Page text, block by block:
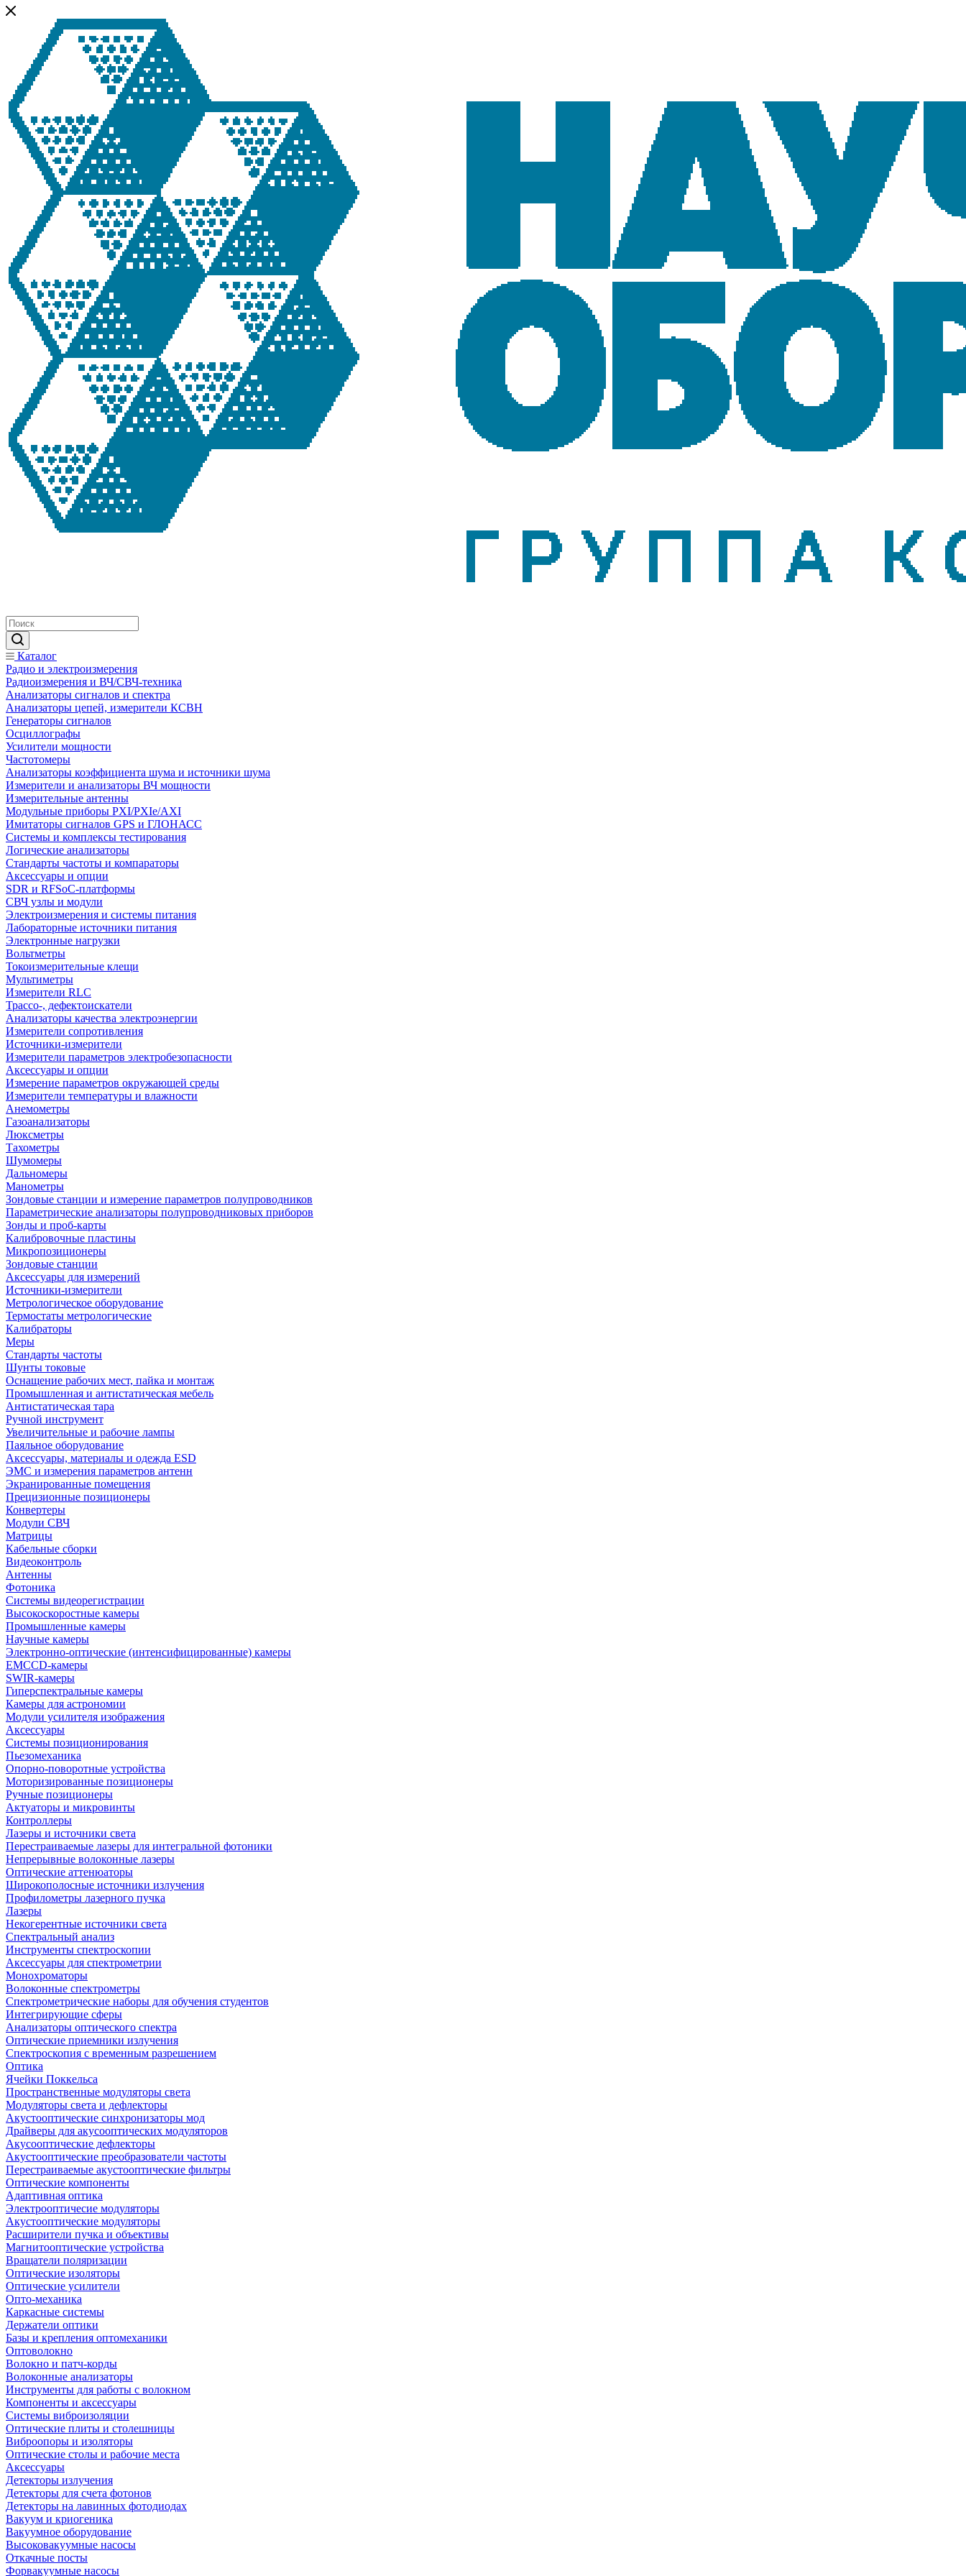
Каталог
Радио и электроизмерения
Радиоизмерения и ВЧ/СВЧ-техника
Анализаторы сигналов и спектра
Анализаторы цепей, измерители КСВН
Генераторы сигналов
Осциллографы
Усилители мощности
Частотомеры
Анализаторы коэффициента шума и источники шума
Измерители и анализаторы ВЧ мощности
Измерительные антенны
Модульные приборы PXI/PXIe/AXI
Имитаторы сигналов GPS и ГЛОНАСС
Системы и комплексы тестирования
Логические анализаторы
Стандарты частоты и компараторы
Аксессуары и опции
SDR и RFSoC‑платформы
СВЧ узлы и модули
Электроизмерения и системы питания
Лабораторные источники питания
Электронные нагрузки
Вольтметры
Токоизмерительные клещи
Мультиметры
Измерители RLC
Трассо-, дефектоискатели
Анализаторы качества электроэнергии
Измерители сопротивления
Источники-измерители
Измерители параметров электробезопасности
Аксессуары и опции
Измерение параметров окружающей среды
Измерители температуры и влажности
Анемометры
Газоанализаторы
Люксметры
Тахометры
Шумомеры
Дальномеры
Манометры
Зондовые станции и измерение параметров полупроводников
Параметрические анализаторы полупроводниковых приборов
Зонды и проб-карты
Калибровочные пластины
Микропозиционеры
Зондовые станции
Аксессуары для измерений
Источники-измерители
Метрологическое оборудование
Термостаты метрологические
Калибраторы
Меры
Стандарты частоты
Шунты токовые
Оснащение рабочих мест, пайка и монтаж
Промышленная и антистатическая мебель
Антистатическая тара
Ручной инструмент
Увеличительные и рабочие лампы
Паяльное оборудование
Аксессуары, материалы и одежда ESD
ЭМС и измерения параметров антенн
Экранированные помещения
Прецизионные позиционеры
Конвертеры
Модули СВЧ
Матрицы
Кабельные сборки
Видеоконтроль
Антенны
Фотоника
Cистемы видеорегистрации
Высокоскоростные камеры
Промышленные камеры
Научные камеры
Электронно-оптические (интенсифицированные) камеры
EMCCD-камеры
SWIR-камеры
Гиперспектральные камеры
Камеры для астрономии
Модули усилителя изображения
Аксессуары
Системы позиционирования
Пьезомеханика
Опорно-поворотные устройства
Моторизированные позиционеры
Ручные позиционеры
Актуаторы и микровинты
Контроллеры
Лазеры и источники света
Перестраиваемые лазеры для интегральной фотоники
Непрерывные волоконные лазеры
Оптические аттенюаторы
Широкополосные источники излучения
Профилометры лазерного пучка
Лазеры
Некогерентные источники света
Спектральный анализ
Инструменты спектроскопии
Аксессуары для спектрометрии
Монохроматоры
Волоконные спектрометры
Спектрометрические наборы для обучения студентов
Интегрирующие сферы
Анализаторы оптического спектра
Оптические приемники излучения
Спектроскопия с временным разрешением
Оптика
Ячейки Поккельса
Пространственные модуляторы света
Модуляторы света и дефлекторы
Акустооптические синхронизаторы мод
Драйверы для акусооптических модуляторов
Акусооптические дефлекторы
Акустооптические преобразователи частоты
Перестраиваемые акустооптические фильтры
Оптические компоненты
Адаптивная оптика
Электрооптичесие модуляторы
Акустооптические модуляторы
Расширители пучка и объективы
Магнитооптические устройства
Вращатели поляризации
Оптические изоляторы
Оптические усилители
Опто-механика
Каркасные системы
Держатели оптики
Базы и крепления оптомеханики
Оптоволокно
Волокно и патч-корды
Волоконные анализаторы
Инструменты для работы с волокном
Компоненты и аксессуары
Системы виброизоляции
Оптические плиты и столешницы
Виброопоры и изоляторы
Оптические столы и рабочие места
Аксессуары
Детекторы излучения
Детекторы для счета фотонов
Детекторы на лавинных фотодиодах
Вакуум и криогеника
Вакуумное оборудование
Высоковакуумные насосы
Откачные посты
Форвакуумные насосы